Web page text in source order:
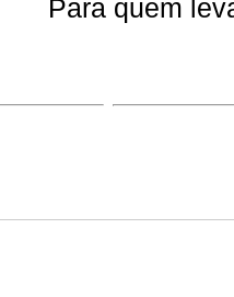
Para quem